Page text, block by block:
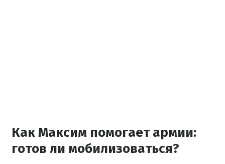
Как Максим помогает армии:
готов ли мобилизоваться?